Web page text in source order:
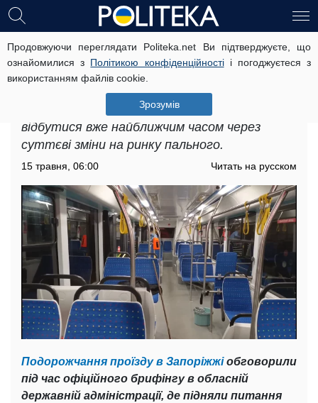
Продовжуючи переглядати Politeka.net Ви підтверджуєте, що
ознайомилися з Політикою конфіденційностіі погоджуєтеся з
використанням файлів cookie.
Зрозумів
Подорожчання проїзду в Запоріжжі:
що пасажирам варто знати про
підняття тарифів
Подорожчання проїзду в Запоріжжі може
відбутися вже найближчим часом через
суттєві зміни на ринку пального.
15 травня, 06:00 Читать на русском
Подорожчання проїзду в Запоріжжіобговорили
під час офіційного брифінгу в обласній
державній адміністрації, де підняли питання